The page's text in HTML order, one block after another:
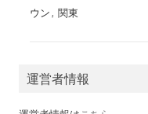
ウン , 関東
運営者情報